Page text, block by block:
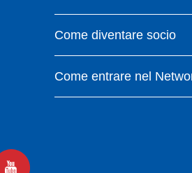
Come diventare socio
Come entrare nel